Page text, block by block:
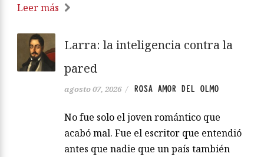
Leer más
Larra: la inteligencia contra la
pared
agosto 07, 2026 / ROSA AMOR DEL OLMO
No fue solo el joven romántico que
acabó mal. Fue el escritor que entendió
antes que nadie que un país también